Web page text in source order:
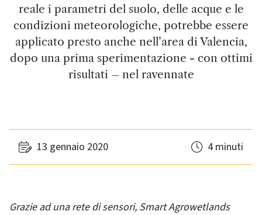
reale i parametri del suolo, delle acque e le
condizioni meteorologiche, potrebbe essere
applicato presto anche nell’area di Valencia,
dopo una prima sperimentazione - con ottimi
risultati – nel ravennate
13 gennaio 2020 4 minuti
Grazie ad una rete di sensori, Smart Agrowetlands